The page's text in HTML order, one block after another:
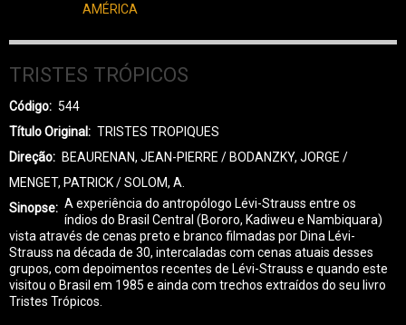
AMÉRICA
TRISTES TRÓPICOS
Código
544
Título Original
TRISTES TROPIQUES
Direção
BEAURENAN, JEAN-PIERRE / BODANZKY, JORGE /
MENGET, PATRICK / SOLOM, A.
Sinopse
A experiência do antropólogo Lévi-Strauss entre os
índios do Brasil Central (Bororo, Kadiweu e Nambiquara)
vista através de cenas preto e branco filmadas por Dina Lévi-
Strauss na década de 30, intercaladas com cenas atuais desses
grupos, com depoimentos recentes de Lévi-Strauss e quando este
visitou o Brasil em 1985 e ainda com trechos extraídos do seu livro
Tristes Trópicos.